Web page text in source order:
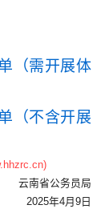
（需开展体
（不含开展
云南省公务员局
2025年4月9日